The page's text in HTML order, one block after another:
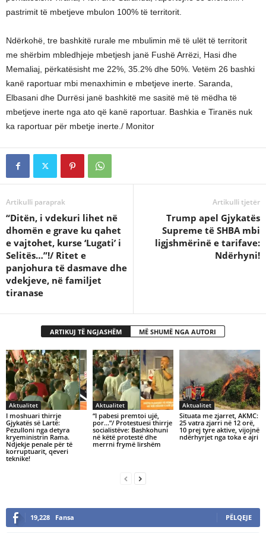
pastrimit të mbetjeve mbulon 100% të territorit.
Ndërkohë, tre bashkitë rurale me mbulimin më të ulët të territorit
me shërbim mbledhjeje mbetjesh janë Fushë Arrëzi, Hasi dhe
Memaliaj, përkatësisht me 22%, 35.2% dhe 50%. Vetëm 26 bashki
kanë raportuar mbi menaxhimin e mbetjeve inerte. Saranda,
Elbasani dhe Durrësi janë bashkitë me sasitë më të mëdha të
mbetjeve inerte nga ato që kanë raportuar. Bashkia e Tiranës nuk
ka raportuar për mbetje inerte./ Monitor
Artikulli paraprak
“Ditën, i vdekuri lihet në
dhomën e grave ku qahet
e vajtohet, kurse ‘Lugati’ i
Selitës…”!/ Ritet e
panjohura të dasmave dhe
vdekjeve, në familjet
tiranase
Artikulli tjetër
Trump apel Gjykatës
Supreme të SHBA mbi
ligjshmërinë e tarifave:
Ndërhyni!
ARTIKUJ TË NGJASHËM MË SHUMË NGA AUTORI
Aktualitet
I moshuari thirrje
Gjykatës së Lartë:
Pezulloni nga detyra
kryeministrin Rama.
Ndjekje penale për të
korruptuarit, qeveri
teknike!
Aktualitet
“I pabesi premtoi ujë,
por…”/ Protestuesi thirrje
socialistëve: Bashkohuni
në këtë protestë dhe
merrni frymë lirshëm
Aktualitet
Situata me zjarret, AKMC:
25 vatra zjarri në 12 orë,
10 prej tyre aktive, vijojnë
ndërhyrjet nga toka e ajri
19,228 Fansa PËLQEJE